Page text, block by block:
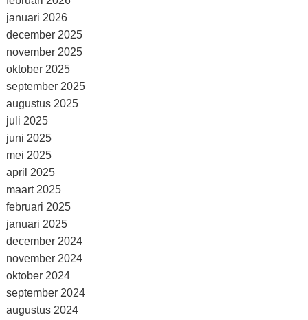
januari 2026
december 2025
november 2025
oktober 2025
september 2025
augustus 2025
juli 2025
juni 2025
mei 2025
april 2025
maart 2025
februari 2025
januari 2025
december 2024
november 2024
oktober 2024
september 2024
augustus 2024